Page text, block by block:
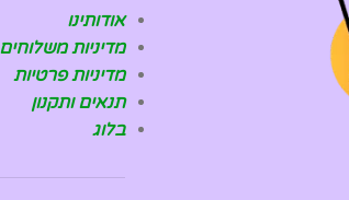
אודותינו
מדיניות משלוחים
מדיניות פרטיות
תנאים ותקנון
בלוג